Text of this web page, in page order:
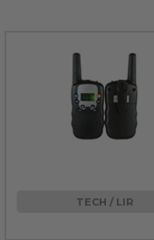
TECH / LIR